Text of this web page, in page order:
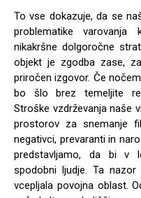
To vse dokazuje, da se
problematike varovanja
nikakršne dolgoročne
objekt je zgodba zase,
priročen izgovor. Če
bo šlo brez temeljite
Stroške vzdrževanja naše
prostorov za snemanje
negativci, prevaranti in
predstavljamo, da bi v
spodobni ljudje. Ta
vcepljala povojna oblast.